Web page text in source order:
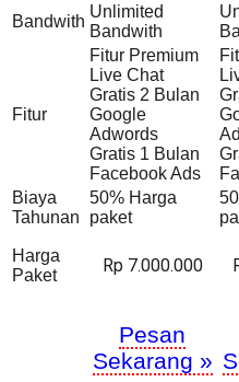
Bandwith
Unlimited
Bandwith
Fitur
Fitur Premium
Live Chat
Gratis 2 Bulan
Google
Adwords
Gratis 1 Bulan
Facebook Ads
Biaya
Tahunan
50% Harga
paket
Harga
Paket
Rp 7.000.000
Pesan
Sekarang »